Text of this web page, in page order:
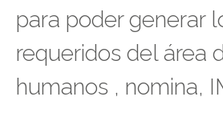
para poder generar
requeridos del área
humanos , nomina,